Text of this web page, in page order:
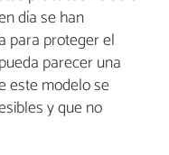
día se han
para proteger el
parecer una
este modelo se
y que no